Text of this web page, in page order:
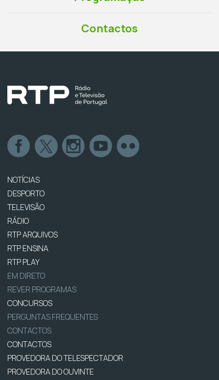
Contactos
NOTÍCIAS
DESPORTO
TELEVISÃO
RÁDIO
RTP ARQUIVOS
RTP ENSINA
RTP PLAY
EM DIRETO
REVER PROGRAMAS
CONCURSOS
PERGUNTAS FREQUENTES
CONTACTOS
CONTACTOS
PROVEDORA DO TELESPECTADOR
PROVEDORA DO OUVINTE